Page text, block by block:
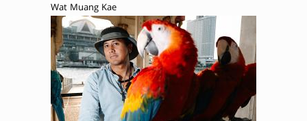
Wat Muang Kae